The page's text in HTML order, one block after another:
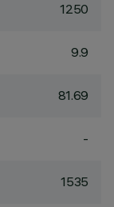
1250
9.9
81.69
-
1535